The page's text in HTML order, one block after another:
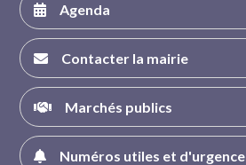
Agenda
Contacter la mairie
Marchés publics
Numéros utiles et d'urgence